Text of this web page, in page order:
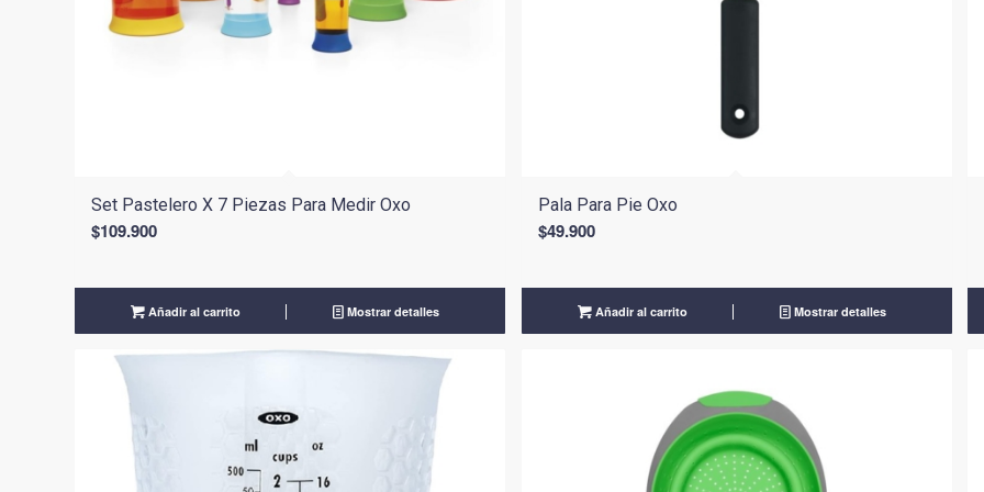
Set Pastelero X 7 Piezas Para Medir Oxo
$109.900
Añadir al carrito Mostrar detalles
Pala Para Pie Oxo
$49.900
Añadir al carrito Mostrar detalles